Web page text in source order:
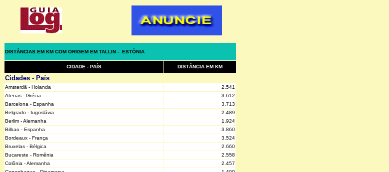
DISTÂNCIAS EM KM COM ORIGEM EM TALLIN - ESTÔNIA
CIDADE - PAÍS DISTÂNCIA EM KM
Cidades - País
Amsterdã - Holanda
2.541
Atenas - Grécia
3.612
Barcelona - Espanha
3.713
Belgrado - Iugoslávia
2.489
Berlim - Alemanha
1.924
Bilbao - Espanha
3.860
Bordeaux - França
3.524
Bruxelas - Bélgica
2.660
Bucareste - Romênia
2.558
Colônia - Alemanha
2.457